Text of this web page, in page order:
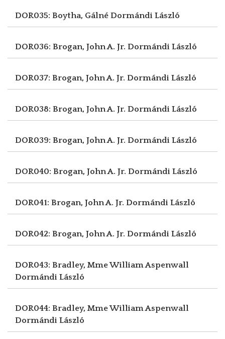
DOR035: Boytha, Gálné Dormándi László
DOR036: Brogan, John A. Jr. Dormándi László
DOR037: Brogan, John A. Jr. Dormándi László
DOR038: Brogan, John A. Jr. Dormándi László
DOR039: Brogan, John A. Jr. Dormándi László
DOR040: Brogan, John A. Jr. Dormándi László
DOR041: Brogan, John A. Jr. Dormándi László
DOR042: Brogan, John A. Jr. Dormándi László
DOR043: Bradley, Mme William Aspenwall
Dormándi László
DOR044: Bradley, Mme William Aspenwall
Dormándi László